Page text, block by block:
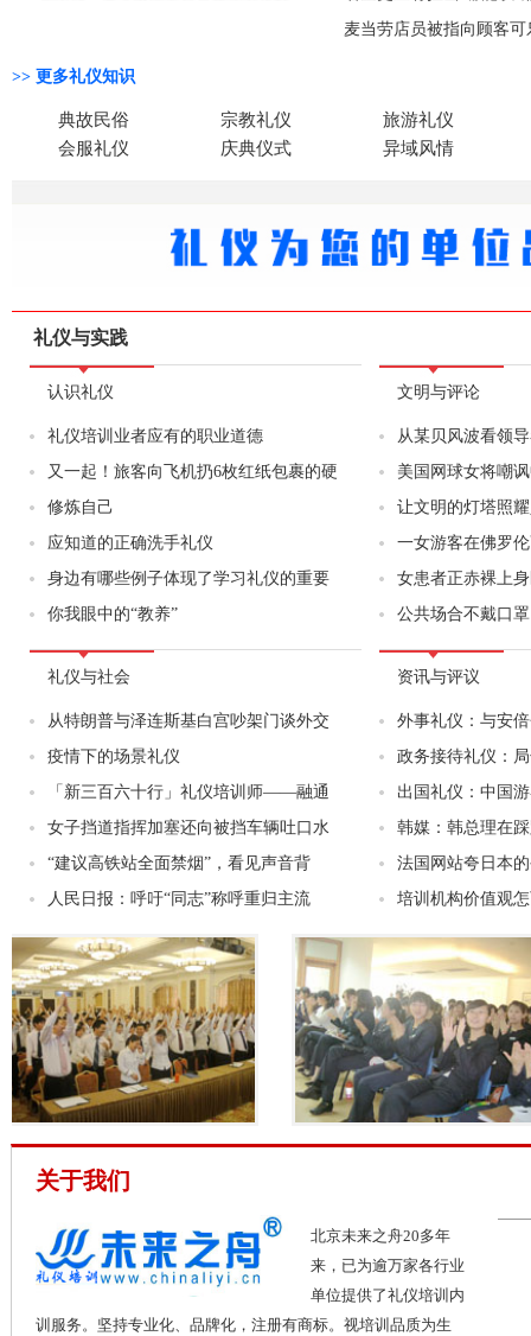
日）晚被黑。经过几天紧急处理，现
已恢复正常。给大家带来的不便，深
几天的处理，现已恢复正常
麦当劳店员被指向顾客
>> 更多礼仪知识
典故民俗 宗教礼仪
旅游礼仪
会服礼仪
庆典仪式 异域风情
礼仪与实践
认识礼仪
礼仪培训业者应有的职业道德
又一起！旅客向飞机扔6枚红纸包裹的硬
修炼自己
应知道的正确洗手礼仪
身边有哪些例子体现了学习礼仪的重要
你我眼中的“教养”
文明与评论
从某贝风波看领
美国网球女将嘲
让文明的灯塔照
一女游客在佛罗
女患者正赤裸上
公共场合不戴口
礼仪与社会
从特朗普与泽连斯基白宫吵架门谈外交
疫情下的场景礼仪
「新三百六十行」礼仪培训师——融通
女子挡道指挥加塞还向被挡车辆吐口水
“建议高铁站全面禁烟”，看见声音背
人民日报：呼吁“同志”称呼重归主流
资讯与评议
外事礼仪：与安
政务接待礼仪：
出国礼仪：中国
韩媒：韩总理在
法国网站夸日本
培训机构价值观
关于我们
北京未来之舟20多年
来，已为逾万家各行业
单位提供了礼仪培训内
训服务。坚持专业化、品牌化，注册有商标。视培训品质为生